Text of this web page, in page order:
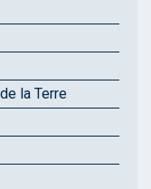
la Terre